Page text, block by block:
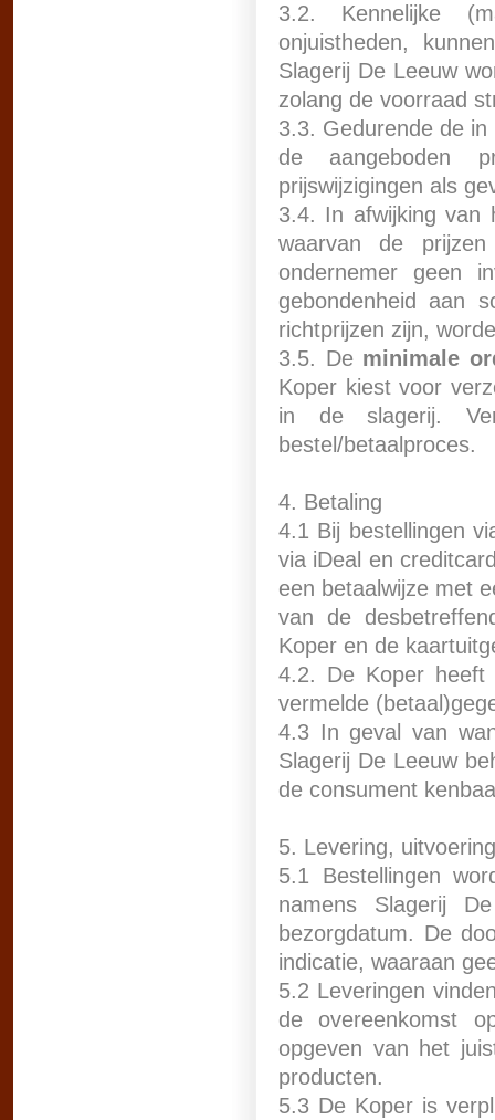
3.2. Kennelijke
onjuistheden,
Slagerij De Leeuw
zolang de voorraad
3.3. Gedurende de
de aangeboden
prijswijzigingen als
3.4. In afwijking van
waarvan de
ondernemer geen
gebondenheid aan
richtprijzen zijn,
3.5. De minimale
Koper kiest voor
in de slagerij.
bestel/betaalproces.
4. Betaling
4.1 Bij bestellingen
via iDeal en
een betaalwijze met
van de
Koper en de
4.2. De Koper heeft
vermelde
4.3 In geval van
Slagerij De Leeuw
de consument
5. Levering,
5.1 Bestellingen
namens Slagerij
bezorgdatum. De
indicatie, waaraan
5.2 Leveringen
de overeenkomst
opgeven van het
producten.
5.3 De Koper is